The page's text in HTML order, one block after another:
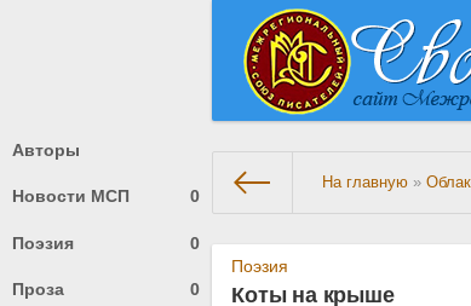
Авторы
Новости МСП 0
Поэзия 0
Проза 0
На главную »
Поэзия
Коты на крыше